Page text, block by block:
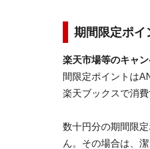
期間限定ポイ
楽天市場等のキャ
間限定ポイントは
楽天ブックスで消費
数十円分の期間限
ん。その場合は、